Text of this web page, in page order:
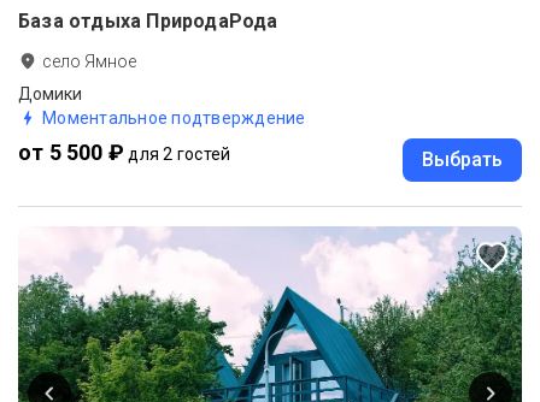
База отдыха ПриродаРода
село Ямное
Домики
Моментальное подтверждение
от 5 500 ₽ для 2 гостей Выбрать